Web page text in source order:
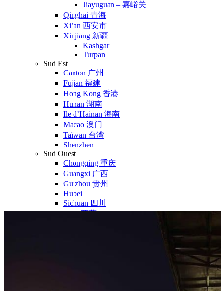
Jiayuguan – 嘉峪关
Qinghai 青海
Xi’an 西安市
Xinjiang 新疆
Kashgar
Turpan
Sud Est
Canton 广州
Fujian 福建
Hong Kong 香港
Hunan 湖南
Ile d’Hainan 海南
Macao 澳门
Taïwan 台湾
Shenzhen
Sud Ouest
Chongqing 重庆
Guangxi 广西
Guizhou 贵州
Hubei
Sichuan 四川
Tibet 西藏